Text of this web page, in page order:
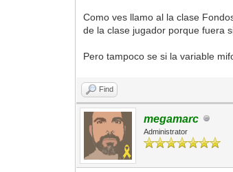
self.animacionParado =
Fondos()
def update(self):
#mover objeto
if
self.x += 2
#cambiar de lado
Como ves llamo al la clase
de la clase jugador porque fuera
Pero tampoco se si la variable
Find
megamarc
Administrator